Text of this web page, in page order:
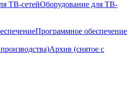
Оборудование для ТВ-
Программное обеспечение
Архив (снятое с